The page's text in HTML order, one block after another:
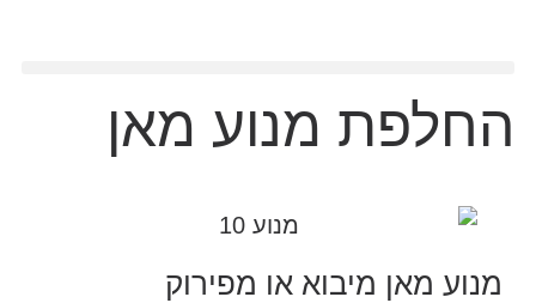
החלפת מנוע מאן
מנוע מאן מיבוא או מפירוק